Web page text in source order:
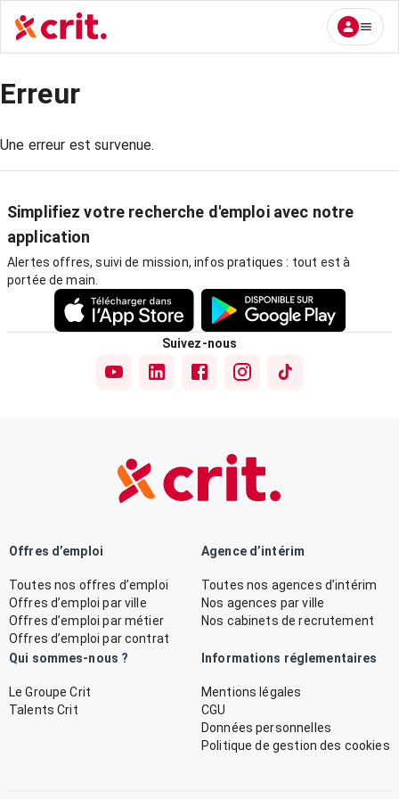
Erreur
Une erreur est survenue.
Simplifiez votre recherche d'emploi avec notre
application
Alertes offres, suivi de mission, infos pratiques : tout est à
portée de main.
Suivez-nous
Offres d’emploi
Toutes nos offres d’emploi
Offres d’emploi par ville
Offres d’emploi par métier
Offres d’emploi par contrat
Agence d’intérim
Toutes nos agences d’intérim
Nos agences par ville
Nos cabinets de recrutement
Qui sommes-nous ?
Le Groupe Crit
Talents Crit
Informations réglementaires
Mentions légales
CGU
Données personnelles
Politique de gestion des cookies